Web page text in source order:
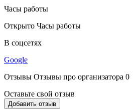
Часы работы
Открыто Часы работы
В соцсетях
Google
Отзывы Отзывы про организатора 0
Оставьте свой отзыв
Добавить отзыв